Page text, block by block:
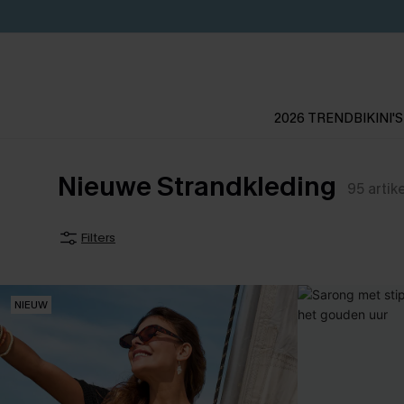
2026 TRENDBIKINI'S
Nieuwe Strandkleding 95
Filters
NIEUW